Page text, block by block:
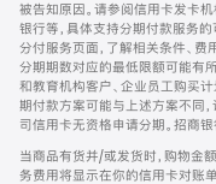
被告知原因。请参阅信用卡发卡
银行等，具体支持分期付款服务
分付服务页面，了解相关条件、
分期期数对应的最低限额可能有
和教育机构客户、企业员工购
期付款方案可能与上述方案不同
司信用卡无资格申请分期。招商
当商品有货并/或发货时，购物金
务费用将显示在你的信用卡对账单